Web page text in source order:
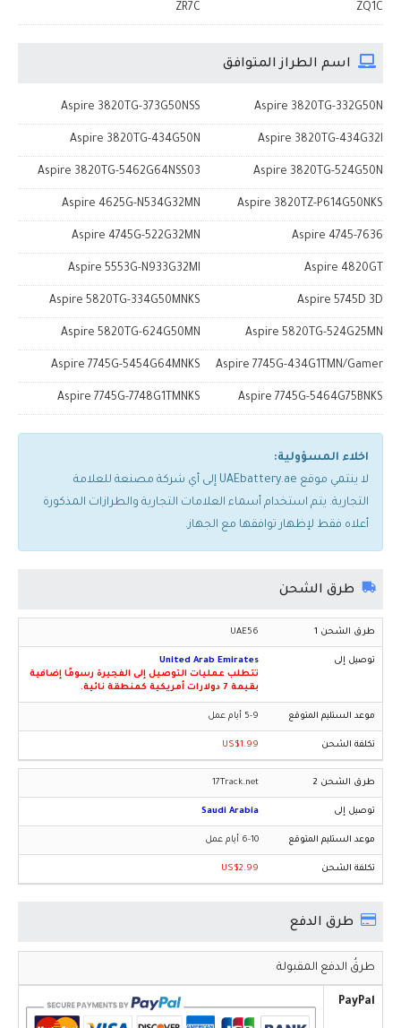
ZQ1C
ZR7C
اسم الطراز المتوافق
Aspire 3820TG-332G50N
Aspire 3820TG-373G50NSS
Aspire 3820TG-434G32I
Aspire 3820TG-434G50N
Aspire 3820TG-524G50N
Aspire 3820TG-5462G64NSS03
Aspire 3820TZ-P614G50NKS
Aspire 4625G-N534G32MN
Aspire 4745-7636
Aspire 4745G-522G32MN
Aspire 4820GT
Aspire 5553G-N933G32MI
Aspire 5745D 3D
Aspire 5820TG-334G50MNKS
Aspire 5820TG-524G25MN
Aspire 5820TG-624G50MN
Aspire 7745G-434G1TMN/Gamer
Aspire 7745G-5454G64MNKS
Aspire 7745G-5464G75BNKS
Aspire 7745G-7748G1TMNKS
اخلاء المسؤولية:
لا ينتمي موقع UAEbattery.ae إلى أي شركة مصنعة للعلامة
التجارية. يتم استخدام أسماء العلامات التجارية والطرازات المذكورة
أعلاه فقط لإظهار توافقها مع الجهاز.
طرق الشحن
UAE56
United Arab Emirates
تتطلب عمليات التوصيل إلى الفجيرة رسومًا إضافية
بقيمة 7 دولارات أمريكية كمنطقة نائية.
5-9 أيام عمل
US$1.99
17Track.net
Saudi Arabia
6-10 أيام عمل
US$2.99
طرق الدفع
طرقُ الدفع المقبولة
PayPal